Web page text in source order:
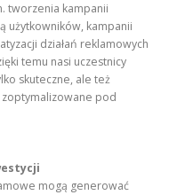
tworzenia kampanii
użytkowników, kampanii
działań reklamowych
temu nasi uczestnicy
skuteczne, ale też
pod
mogą generować